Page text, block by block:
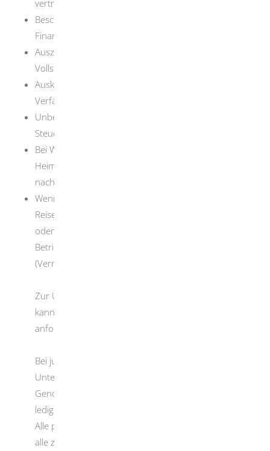
vertretungsberechtigten Personen)
Bescheinigung in Steuersachen des zuständigen
Finanzamts
Auszug aus dem Schuldnerverzeichnis des zentralen
Vollstreckungsgerichts
Auskunft des Insolvenzgerichts, ob eine
Verfahrenseröffnung vorliegt
Unbedenklichkeitsbescheinigung des kommunalen
Steueramts
Bei Wohnsitz im Ausland: Dokumente aus Ihrem
Heimatland, die Ihre persönliche Zuverlässigkeit
nachweisen
Wenn Sie als Schaustellerin oder Schausteller eine
Reisegewerbekarte beantragen: zusätzlich Nachweis
oder Nachweise über den Abschluss einer
Betriebshaftpflichtversicherung
(Vermögensschadenhaftpflichtversicherung
Zur Überprüfung der persönlichen Zuverlässigkeit
kann die zuständige Stelle weitere Dokumente
anfordern.
Bei juristischen Personen (GmbH,
Unternehmensgesellschaften, AG, eingetragene
Genossenschaften) müssen Sie das Antragsformular
lediglich für die juristische Person selbst ausfüllen.
Alle personenbezogenen Unterlagen müssen Sie für
alle zur Geschäftsführung berechtigten natürlichen